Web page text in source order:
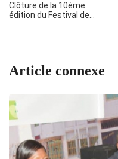
Clôture de la 10ème
édition du Festival de…
Article connexe